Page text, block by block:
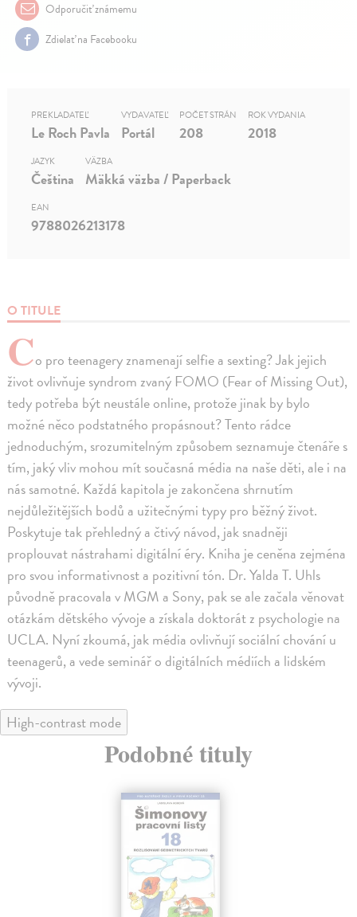
Odporučiť známemu
Zdielať na Facebooku
O TITULE
Co pro teenagery znamenají selfie a sexting? Jak jejich
život ovlivňuje syndrom zvaný FOMO (Fear of Missing Out),
tedy potřeba být neustále online, protože jinak by bylo
možné něco podstatného propásnout? Tento rádce
jednoduchým, srozumitelným způsobem seznamuje čtenáře s
tím, jaký vliv mohou mít současná média na naše děti, ale i na
nás samotné. Každá kapitola je zakončena shrnutím
nejdůležitějších bodů a užitečnými typy pro běžný život.
Poskytuje tak přehledný a čtivý návod, jak snadněji
proplouvat nástrahami digitální éry. Kniha je ceněna zejména
pro svou informativnost a pozitivní tón. Dr. Yalda T. Uhls
původně pracovala v MGM a Sony, pak se ale začala věnovat
otázkám dětského vývoje a získala doktorát z psychologie na
UCLA. Nyní zkoumá, jak média ovlivňují sociální chování u
teenagerů, a vede seminář o digitálních médiích a lidském
vývoji.
PREKLADATEĽ
Le Roch Pavla
VYDAVATEĽ
Portál
POČET STRÁN
208
ROK VYDANIA
2018
JAZYK
Čeština
VÄZBA
Mäkká väzba / Paperback
EAN
9788026213178
High-contrast mode
Podobné tituly